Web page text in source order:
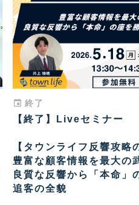
終了
【終了】Liveセミナー
【タウンライフ反響攻略
豊富な顧客情報を最大の
良質な反響から「本命」
追客の全貌